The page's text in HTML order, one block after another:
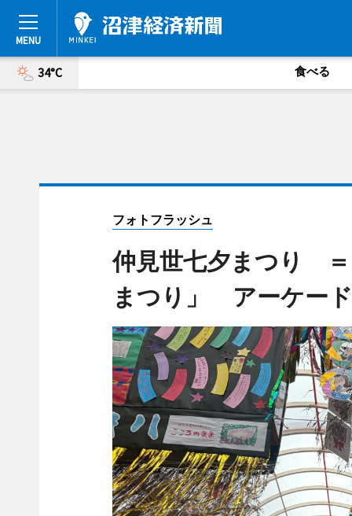
34°C 食べる
フォトフラッシュ
仲見世七夕まつり
まつり」 アーケー